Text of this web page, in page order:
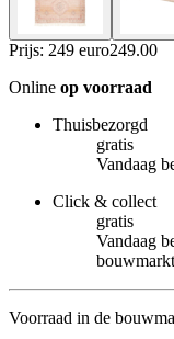
Prijs: 249 euro249.00
Online op voorraad
Thuisbezorgd
gratis
Vandaag
Click & collect
gratis
Vandaag
bouwmarkt
Voorraad in de